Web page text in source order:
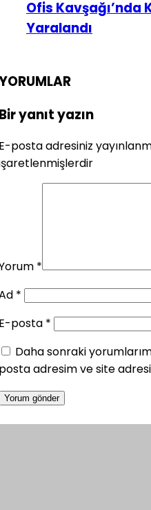
Ofis Kavşağı’nda
Yaralandı
yanıt yazın
posta adresiniz
*
*
posta *
Daha sonraki
adresim ve site